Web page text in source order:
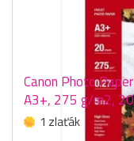
Canon Photo
A3+, 275 g/m2,
1 zlaťák